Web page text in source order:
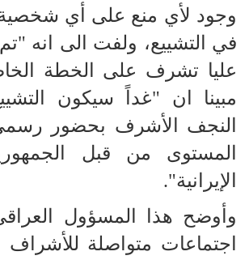
وجود لأي منع على أي
في التشييع، ولفت الى انه
عليا تشرف على الخطة
مبينا ان "غداً سيكون
النجف الأشرف بحضور
المستوى من قبل
الإيرانية".
وأوضح هذا المسؤول
اجتماعات متواصلة